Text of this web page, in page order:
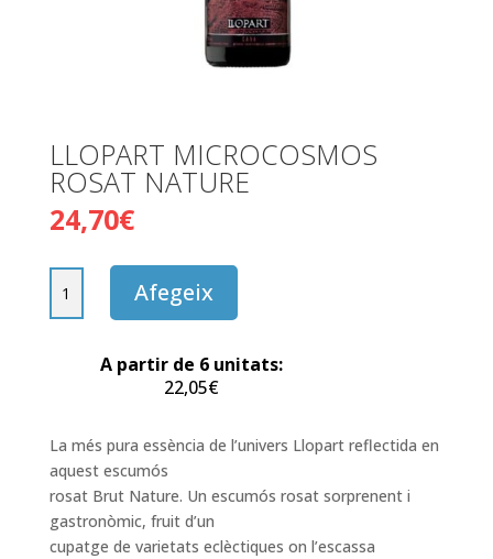
LLOPART MICROCOSMOS
ROSAT NATURE
24,70€
de
MICROCOSMOS
Afegeix
A partir de 6 unitats:
22,05€
La més pura essència de l’univers Llopart reflectida en
aquest escumós
rosat Brut Nature. Un escumós rosat sorprenent i
gastronòmic, fruit d’un
cupatge de varietats eclèctiques on l’escassa